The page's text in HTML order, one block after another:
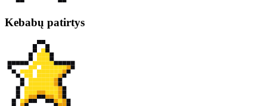
Kebabų patirtys